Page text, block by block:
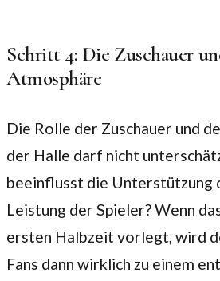
Schritt 4: Die Zuschauer
Atmosphäre
Die Rolle der Zuschauer und
der Halle darf nicht
beeinflusst die Unterstützung
Leistung der Spieler? Wenn
ersten Halbzeit vorlegt, wird
Fans dann wirklich zu einem